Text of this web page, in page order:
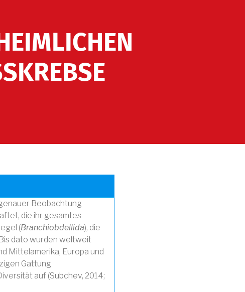
Beobachtung
die ihr gesamtes
(Branchiobdellida), die
dato wurden weltweit
Mittelamerika, Europa und
Gattung
auf (Subchev, 2014;